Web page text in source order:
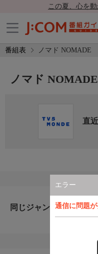
この夏、心を
番組表 ノマド NOMADE
エラー
通信に問題
ノマド NOMADE
直
同じジャンルのおすす